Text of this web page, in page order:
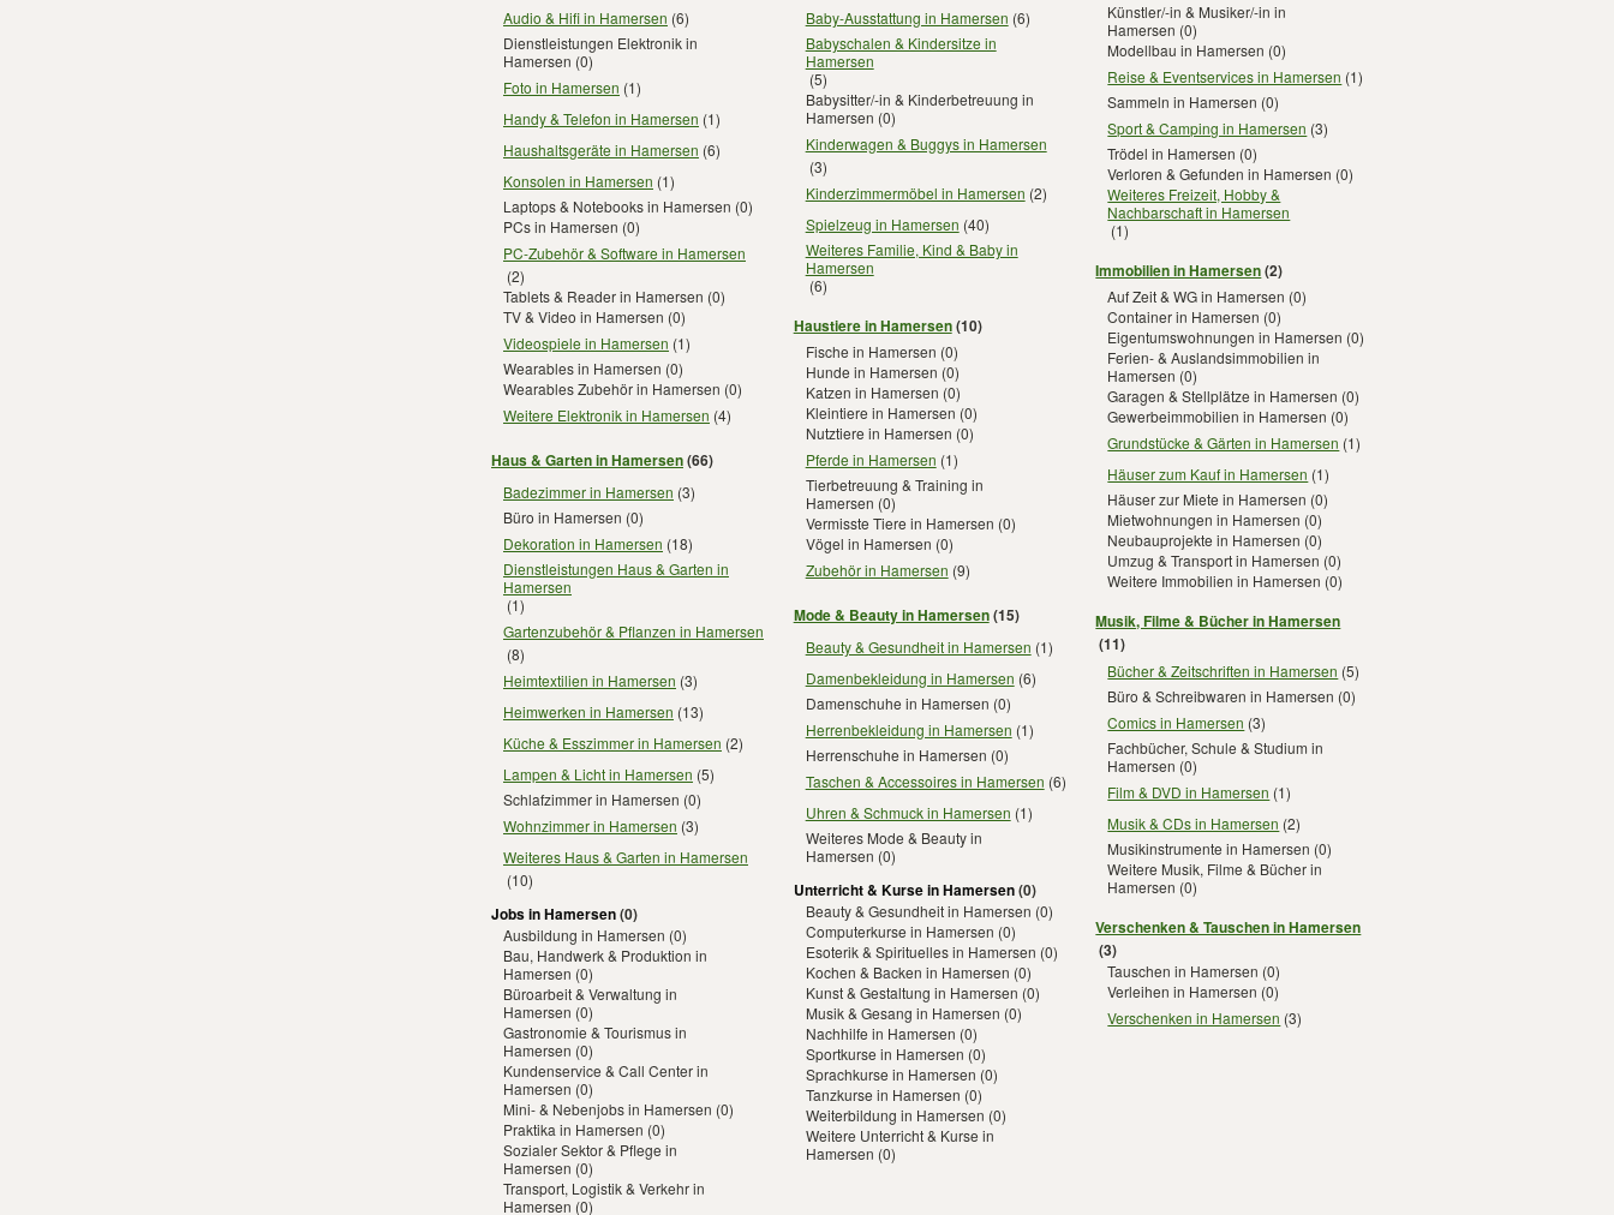
Audio & Hifi in Hamersen (6)
Dienstleistungen Elektronik in
Hamersen (0)
Foto in Hamersen (1)
Handy & Telefon in Hamersen (1)
Haushaltsgeräte in Hamersen (6)
Konsolen in Hamersen (1)
Laptops & Notebooks in Hamersen (0)
PCs in Hamersen (0)
PC-Zubehör & Software in Hamersen
(2)
Tablets & Reader in Hamersen (0)
TV & Video in Hamersen (0)
Videospiele in Hamersen (1)
Wearables in Hamersen (0)
Wearables Zubehör in Hamersen (0)
Weitere Elektronik in Hamersen (4)
Haus & Garten in Hamersen(66)
Badezimmer in Hamersen (3)
Büro in Hamersen (0)
Dekoration in Hamersen (18)
Dienstleistungen Haus & Garten in
Hamersen
(1)
Gartenzubehör & Pflanzen in Hamersen
(8)
Heimtextilien in Hamersen (3)
Heimwerken in Hamersen (13)
Küche & Esszimmer in Hamersen (2)
Lampen & Licht in Hamersen (5)
Schlafzimmer in Hamersen (0)
Wohnzimmer in Hamersen (3)
Weiteres Haus & Garten in Hamersen
(10)
Jobs in Hamersen(0)
Ausbildung in Hamersen (0)
Bau, Handwerk & Produktion in
Hamersen (0)
Büroarbeit & Verwaltung in
Hamersen (0)
Gastronomie & Tourismus in
Hamersen (0)
Kundenservice & Call Center in
Hamersen (0)
Mini- & Nebenjobs in Hamersen (0)
Praktika in Hamersen (0)
Sozialer Sektor & Pflege in
Hamersen (0)
Transport, Logistik & Verkehr in
Hamersen (0)
Baby-Ausstattung in Hamersen (6)
Babyschalen & Kindersitze in
Hamersen
(5)
Babysitter/-in & Kinderbetreuung in
Hamersen (0)
Kinderwagen & Buggys in Hamersen
(3)
Kinderzimmermöbel in Hamersen (2)
Spielzeug in Hamersen (40)
Weiteres Familie, Kind & Baby in
Hamersen
(6)
Haustiere in Hamersen(10)
Fische in Hamersen (0)
Hunde in Hamersen (0)
Katzen in Hamersen (0)
Kleintiere in Hamersen (0)
Nutztiere in Hamersen (0)
Pferde in Hamersen (1)
Tierbetreuung & Training in
Hamersen (0)
Vermisste Tiere in Hamersen (0)
Vögel in Hamersen (0)
Zubehör in Hamersen (9)
Mode & Beauty in Hamersen(15)
Beauty & Gesundheit in Hamersen (1)
Damenbekleidung in Hamersen (6)
Damenschuhe in Hamersen (0)
Herrenbekleidung in Hamersen (1)
Herrenschuhe in Hamersen (0)
Taschen & Accessoires in Hamersen (6)
Uhren & Schmuck in Hamersen (1)
Weiteres Mode & Beauty in
Hamersen (0)
Unterricht & Kurse in Hamersen(0)
Beauty & Gesundheit in Hamersen (0)
Computerkurse in Hamersen (0)
Esoterik & Spirituelles in Hamersen (0)
Kochen & Backen in Hamersen (0)
Kunst & Gestaltung in Hamersen (0)
Musik & Gesang in Hamersen (0)
Nachhilfe in Hamersen (0)
Sportkurse in Hamersen (0)
Sprachkurse in Hamersen (0)
Tanzkurse in Hamersen (0)
Weiterbildung in Hamersen (0)
Weitere Unterricht & Kurse in
Hamersen (0)
Künstler/-in & Musiker/-in in
Hamersen (0)
Modellbau in Hamersen (0)
Reise & Eventservices in Hamersen (1)
Sammeln in Hamersen (0)
Sport & Camping in Hamersen (3)
Trödel in Hamersen (0)
Verloren & Gefunden in Hamersen (0)
Weiteres Freizeit, Hobby &
Nachbarschaft in Hamersen
(1)
Immobilien in Hamersen(2)
Auf Zeit & WG in Hamersen (0)
Container in Hamersen (0)
Eigentumswohnungen in Hamersen (0)
Ferien- & Auslandsimmobilien in
Hamersen (0)
Garagen & Stellplätze in Hamersen (0)
Gewerbeimmobilien in Hamersen (0)
Grundstücke & Gärten in Hamersen (1)
Häuser zum Kauf in Hamersen (1)
Häuser zur Miete in Hamersen (0)
Mietwohnungen in Hamersen (0)
Neubauprojekte in Hamersen (0)
Umzug & Transport in Hamersen (0)
Weitere Immobilien in Hamersen (0)
Musik, Filme & Bücher in Hamersen
(11)
Bücher & Zeitschriften in Hamersen (5)
Büro & Schreibwaren in Hamersen (0)
Comics in Hamersen (3)
Fachbücher, Schule & Studium in
Hamersen (0)
Film & DVD in Hamersen (1)
Musik & CDs in Hamersen (2)
Musikinstrumente in Hamersen (0)
Weitere Musik, Filme & Bücher in
Hamersen (0)
Verschenken & Tauschen in Hamersen
(3)
Tauschen in Hamersen (0)
Verleihen in Hamersen (0)
Verschenken in Hamersen (3)